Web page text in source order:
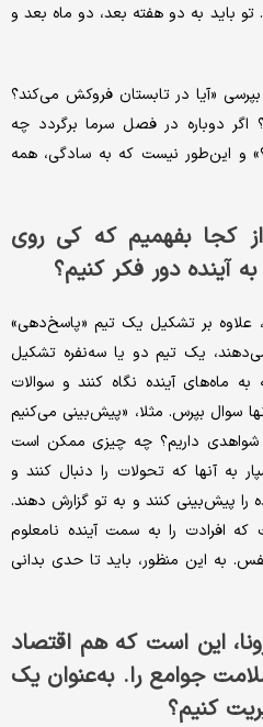
تو باید به دو هفته بعد، دو ماه بعد و
بپرسی «آیا در تابستان فروکش می‌کند؟
دوباره در فصل سرما برگردد چه
و این‌طور نیست که به سادگی، همه
کجا بفهمیم که کی روی
آینده دور فکر کنیم؟
علاوه بر تشکیل یک تیم «پاسخ‌دهی»
یک تیم دو یا سه‌نفره تشکیل
ماه‌های آینده نگاه کنند و سوالات
سوال بپرس. مثلا، «پیش‌بینی می‌کنیم
شواهدی داریم؟ چه چیزی ممکن است
به آنها که تحولات را دنبال کنند و
را پیش‌بینی کنند و به تو گزارش دهند.
که افرادت را به سمت آینده نامعلوم
به این منظور، باید تا حدی بدانی
این است که هم اقتصاد
جوامع را. به‌عنوان یک
کنیم؟